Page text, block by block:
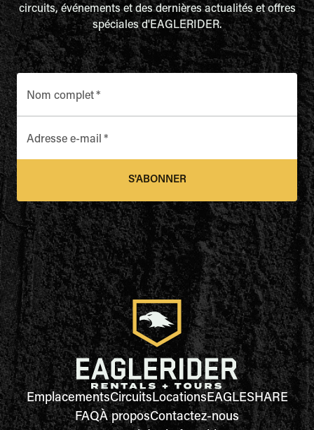
circuits, événements et des dernières actualités et offres
spéciales d'EAGLERIDER.
Nom complet*
Adresse e-mail *
S'ABONNER
EmplacementsCircuitsLocationsEAGLESHARE
FAQÀ proposContactez-nous